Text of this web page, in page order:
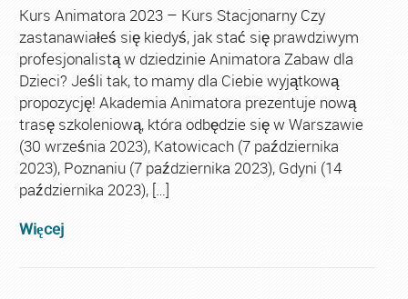
Kurs Animatora 2023 – Kurs Stacjonarny Czy
zastanawiałeś się kiedyś, jak stać się prawdziwym
profesjonalistą w dziedzinie Animatora Zabaw dla
Dzieci? Jeśli tak, to mamy dla Ciebie wyjątkową
propozycję! Akademia Animatora prezentuje nową
trasę szkoleniową, która odbędzie się w Warszawie
(30 września 2023), Katowicach (7 października
2023), Poznaniu (7 października 2023), Gdyni (14
października 2023), […]
Więcej